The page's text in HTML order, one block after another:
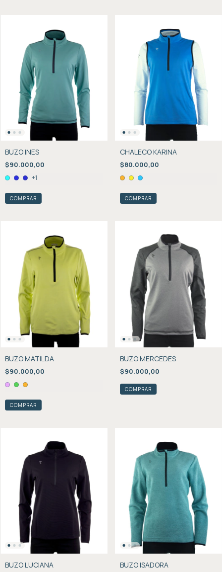
BUZO INES
$90.000,00
+1
COMPRAR
CHALECO KARINA
$80.000,00
COMPRAR
BUZO MATILDA
$90.000,00
COMPRAR
BUZO MERCEDES
$90.000,00
COMPRAR
BUZO LUCIANA BUZO ISADORA